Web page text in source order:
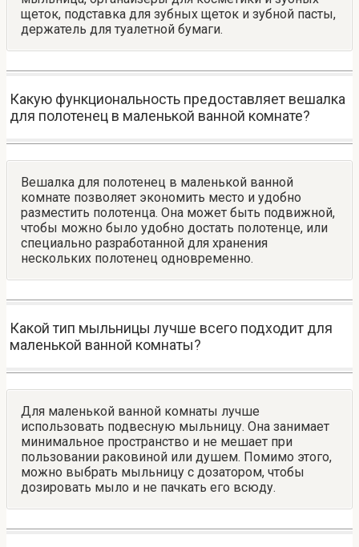
щеток, подставка для зубных щеток и зубной пасты,
держатель для туалетной бумаги.
Какую функциональность предоставляет вешалка
для полотенец в маленькой ванной комнате?
Вешалка для полотенец в маленькой ванной
комнате позволяет экономить место и удобно
разместить полотенца. Она может быть подвижной,
чтобы можно было удобно достать полотенце, или
специально разработанной для хранения
нескольких полотенец одновременно.
Какой тип мыльницы лучше всего подходит для
маленькой ванной комнаты?
Для маленькой ванной комнаты лучше
использовать подвесную мыльницу. Она занимает
минимальное пространство и не мешает при
пользовании раковиной или душем. Помимо этого,
можно выбрать мыльницу с дозатором, чтобы
дозировать мыло и не пачкать его всюду.